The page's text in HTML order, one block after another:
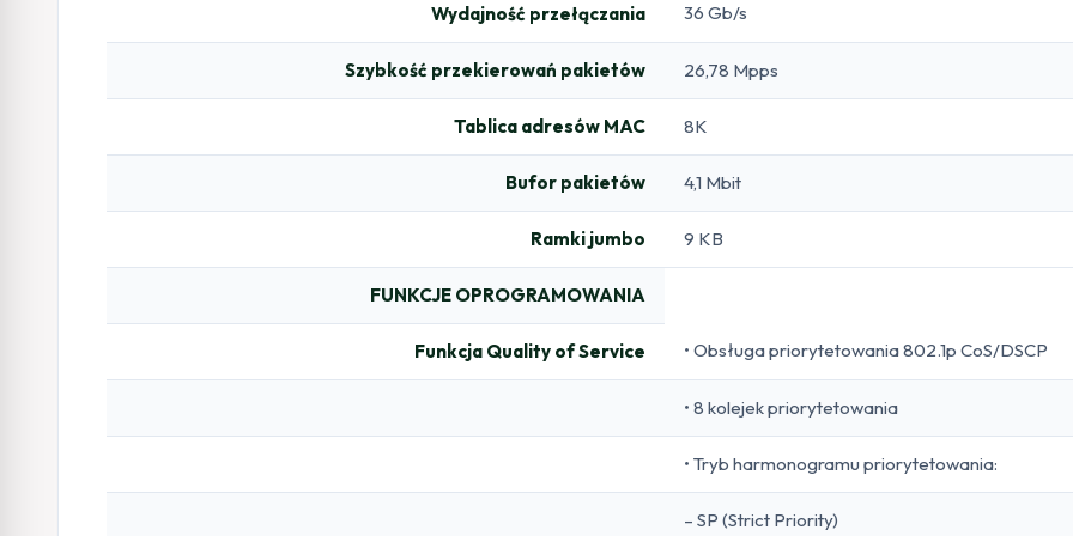
Wydajność przełączania 36 Gb/s
Szybkość przekierowań pakietów 26,78 Mpps
Tablica adresów MAC 8K
Bufor pakietów 4,1 Mbit
Ramki jumbo 9 KB
FUNKCJE OPROGRAMOWANIA
Funkcja Quality of Service • Obsługa priorytetowania 802.1p CoS/DSCP
• 8 kolejek priorytetowania
• Tryb harmonogramu priorytetowania:
– SP (Strict Priority)